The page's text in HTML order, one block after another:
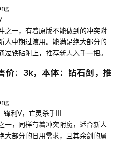
之一，有着原版不能做到的冲突附
人中期过渡用。能满足绝大部分的
过铁砧附上，推荐新人入手一把。
价：3k，本体：钻石剑，推
利V，亡灵杀手III
一，同样有着冲突附魔，适合新人
大部分的日用需求，且其余剑的属